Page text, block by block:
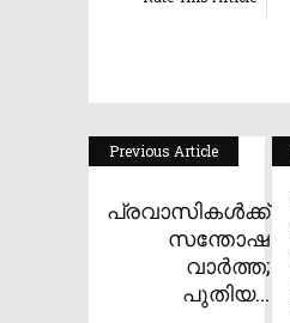
Previous Article
പ്രവാസികൾക്ക്
സന്തോഷ
വാർത്ത;
പുതിയ...